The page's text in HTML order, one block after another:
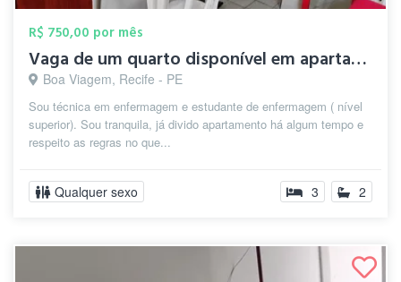
R$ 750,00 por mês
Vaga de um quarto disponível em apartame...
Boa Viagem, Recife - PE
Sou técnica em enfermagem e estudante de enfermagem ( nível
superior). Sou tranquila, já divido apartamento há algum tempo e
respeito as regras no que...
Qualquer sexo 3 2